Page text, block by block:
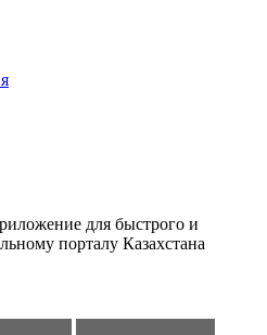
для быстрого и
порталу Казахстана